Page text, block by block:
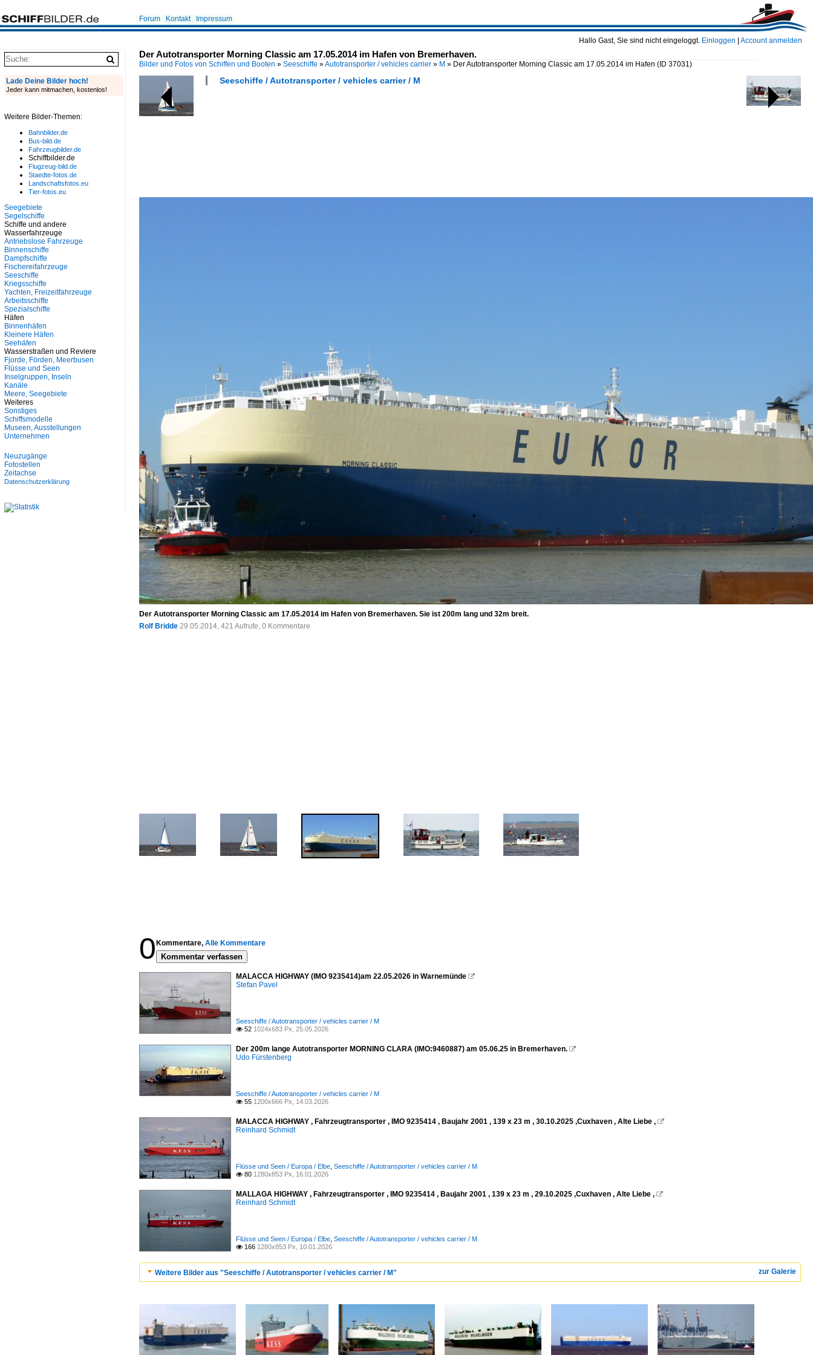
Hallo Gast, Sie sind nicht eingeloggt. Einloggen Account anmelden
Forum Kontakt Impressum
Der Autotransporter Morning Classic am 17.05.2014 im Hafen von Bremerhaven.
Bilder und Fotos von Schiffen und Booten » Seeschiffe »Autotransporter / vehicles carrier » M » Der Autotransporter Morning Classic am 17.05.2014 im Hafen (ID 37031)
Seeschiffe / Autotransporter / vehicles carrier / M
Der Autotransporter Morning Classic am 17.05.2014 im Hafen von Bremerhaven. Sie ist 200m lang und 32m breit.
Rolf Bridde 29.05.2014, 421 Aufrufe, 0 Kommentare
0 Kommentare, Alle Kommentare
Kommentar verfassen
MALACCA HIGHWAY (IMO 9235414)am 22.05.2026 in Warnemünde 
Stefan Pavel
Seeschiffe / Autotransporter / vehicles carrier / M
 52 1024x683 Px, 25.05.2026
Der 200m lange Autotransporter MORNING CLARA (IMO:9460887) am 05.06.25 in Bremerhaven. 
Udo Fürstenberg
Seeschiffe / Autotransporter / vehicles carrier / M
 55 1200x666 Px, 14.03.2026
MALACCA HIGHWAY , Fahrzeugtransporter , IMO 9235414 , Baujahr 2001 , 139 x 23 m , 30.10.2025 ,Cuxhaven , Alte Liebe , 
Reinhard Schmidt
Flüsse und Seen / Europa / Elbe Seeschiffe / Autotransporter / vehicles carrier / M
 80 1280x853 Px, 16.01.2026
MALLAGA HIGHWAY , Fahrzeugtransporter , IMO 9235414 , Baujahr 2001 , 139 x 23 m , 29.10.2025 ,Cuxhaven , Alte Liebe , 
Reinhard Schmidt
Flüsse und Seen / Europa / Elbe Seeschiffe / Autotransporter / vehicles carrier / M
 166 1280x853 Px, 10.01.2026
zur Galerie
Weitere Bilder aus "Seeschiffe / Autotransporter / vehicles carrier / M"
Lade Deine Bilder hoch!
Jeder kann mitmachen, kostenlos!
Weitere Bilder-Themen:
Bahnbilder.de
Bus-bild.de
Fahrzeugbilder.de
Schiffbilder.de
Flugzeug-bild.de
Staedte-fotos.de
Landschaftsfotos.eu
Tier-fotos.eu
Seegebiete
Segelschiffe
Schiffe und andere
Wasserfahrzeuge
Antriebslose Fahrzeuge
Binnenschiffe
Dampfschiffe
Fischereifahrzeuge
Seeschiffe
Kriegsschiffe
Yachten, Freizeitfahrzeuge
Arbeitsschiffe
Spezialschiffe
Häfen
Binnenhäfen
Kleinere Häfen
Seehäfen
Wasserstraßen und Reviere
Fjorde, Förden, Meerbusen
Flüsse und Seen
Inselgruppen, Inseln
Kanäle
Meere, Seegebiete
Weiteres
Sonstiges
Schiffsmodelle
Museen, Ausstellungen
Unternehmen
Neuzugänge
Fotostellen
Zeitachse
Datenschutzerklärung